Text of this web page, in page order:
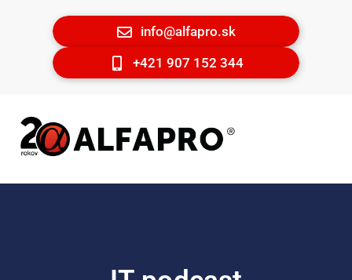
info@alfapro.sk
+421 907 152 344